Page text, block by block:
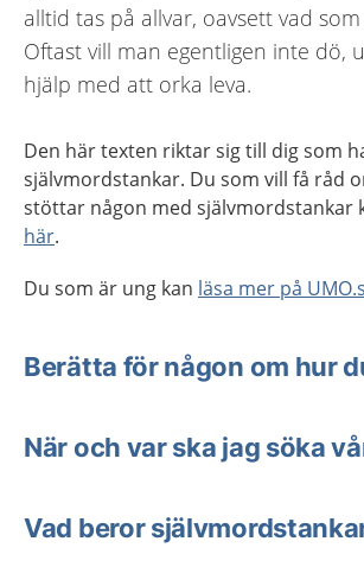
alltid tas på allvar, oavsett vad
Oftast vill man egentligen inte dö,
hjälp med att orka leva.
Den här texten riktar sig till dig som
självmordstankar. Du som vill få råd
stöttar någon med självmordstankar
här.
Du som är ung kan läsa mer på
Berätta för någon om hur
När och var ska jag söka
Vad beror